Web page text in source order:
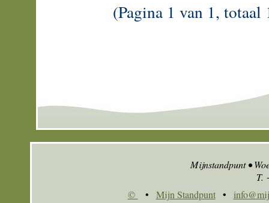
(Pagina 1 van 1,
Mijnstandpunt •
T.
©
• Mijn Standpunt •